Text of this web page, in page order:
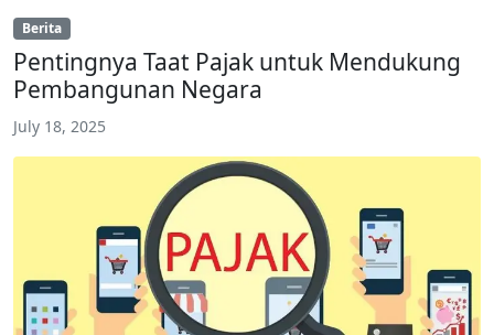
Berita
Pentingnya Taat Pajak untuk Mendukung
Pembangunan Negara
July 18, 2025